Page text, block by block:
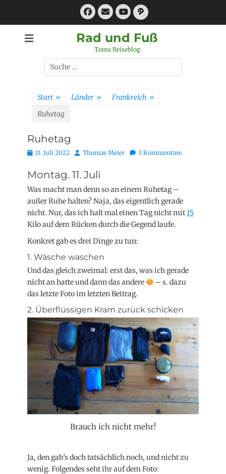
Facebook
E-
MailYouTube
Pfad
Rad und Fuß
Toms Reiseblog
Suchen
nach:
Start » Länder » Frankreich »
Ruhetag
Ruhetag
Posted
11. Juli 2022 AutorThomas Meier 3 Kommentare
Montag. 11. Juli
Was macht man denn so an einem Ruhetag –
außer Ruhe halten? Naja, das eigentlich gerade
nicht. Nur, das ich halt mal einen Tag nicht mit15
Kilo auf dem Rücken durch die Gegend laufe.
Konkret gab es drei Dinge zu tun:
1. Wäsche waschen
Und das gleich zweimal: erst das, was ich gerade
nicht an hatte und dann das andere
– s. dazu
das letzte Foto im letzten Beitrag.
2. Überflüssigen Kram zurück schicken
Brauch ich nicht mehr!
Ja, den gab’s doch tatsächlich noch, und nicht zu
wenig. Folgendes seht ihr auf dem Foto: